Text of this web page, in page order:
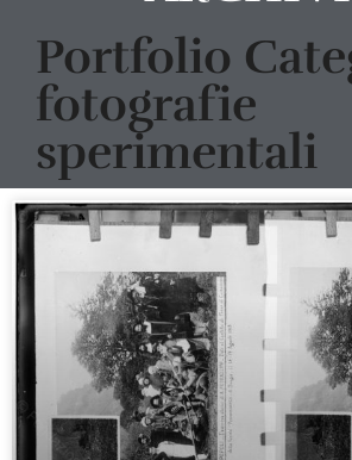
Portfolio
fotografie
sperimentali